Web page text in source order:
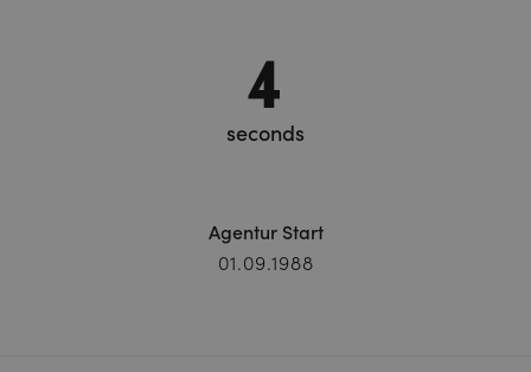
5
seconds
Agentur Start
01.09.1988